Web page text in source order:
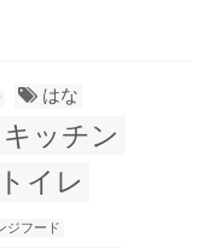
はな
キッチン
トイレ
ジフード